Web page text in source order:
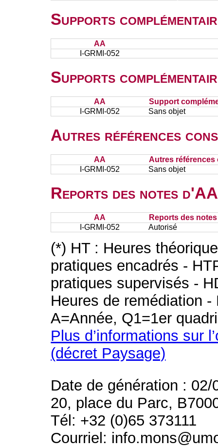
Supports
AA
I-GRMI-052
Supports
AA
Support
I-GRMI-052
Sans objet
Autres références
AA
Autres références
I-GRMI-052
Sans objet
Reports des notes
AA
Reports des
I-GRMI-052
Autorisé
(*) HT : Heures
pratiques encadrés -
pratiques supervisés -
Heures de remédiation
A=Année, Q1=1er
Plus d’informations sur
(décret Paysage)
Date de génération : 02/
20, place du Parc,
Tél: +32 (0)65 373111
Courriel: